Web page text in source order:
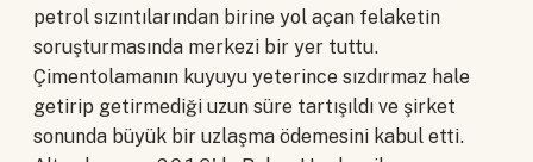
petrol sızıntılarından birine yol açan felaketin
soruşturmasında merkezi bir yer tuttu.
Çimentolamanın kuyuyu yeterince sızdırmaz hale
getirip getirmediği uzun süre tartışıldı ve şirket
sonunda büyük bir uzlaşma ödemesini kabul etti.